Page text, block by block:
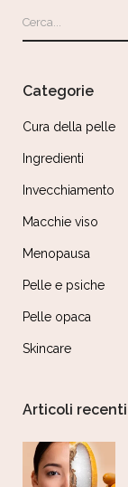
Categorie
Cura della pelle
Ingredienti
Invecchiamento
Macchie viso
Menopausa
Pelle e psiche
Pelle opaca
Skincare
Articoli recenti